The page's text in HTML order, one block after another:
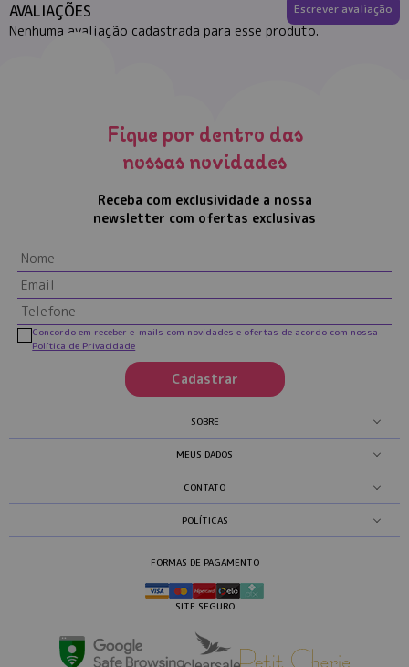
AVALIAÇÕES Escrever avaliação
Nenhuma avaliação cadastrada para esse produto.
Fique por dentro das
nossas novidades
Receba com exclusividade a nossa
newsletter com ofertas exclusivas
Cadastrar
Concordo em receber e-mails com novidades e ofertas de acordo com nossa
Política de Privacidade
SOBRE
MEUS DADOS
CONTATO
POLÍTICAS
FORMAS DE PAGAMENTO
SITE SEGURO